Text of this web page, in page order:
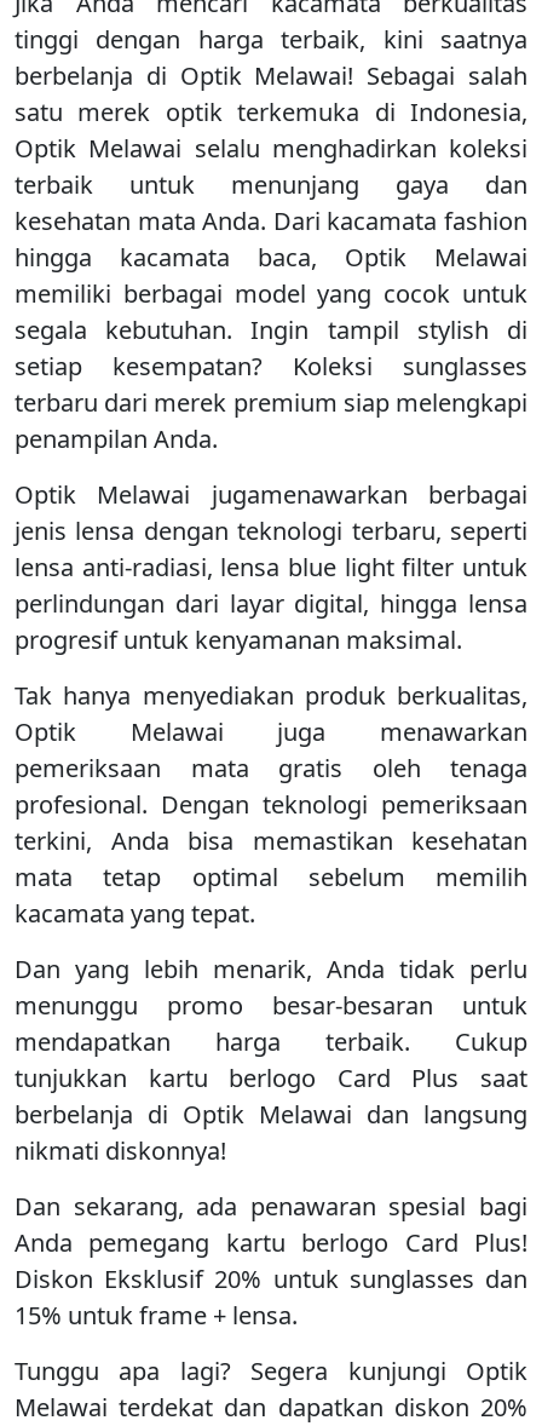
tinggi dengan harga terbaik, kini saatnya
berbelanja di Optik Melawai! Sebagai salah
satu merek optik terkemuka di Indonesia,
Optik Melawai selalu menghadirkan koleksi
terbaik untuk menunjang gaya dan
kesehatan mata Anda. Dari kacamata fashion
hingga kacamata baca, Optik Melawai
memiliki berbagai model yang cocok untuk
segala kebutuhan. Ingin tampil stylish di
setiap kesempatan? Koleksi sunglasses
terbaru dari merek premium siap melengkapi
penampilan Anda.
Optik Melawai jugamenawarkan berbagai
jenis lensa dengan teknologi terbaru, seperti
lensa anti-radiasi, lensa blue light filter untuk
perlindungan dari layar digital, hingga lensa
progresif untuk kenyamanan maksimal.
Tak hanya menyediakan produk berkualitas,
Optik Melawai juga menawarkan
pemeriksaan mata gratis oleh tenaga
profesional. Dengan teknologi pemeriksaan
terkini, Anda bisa memastikan kesehatan
mata tetap optimal sebelum memilih
kacamata yang tepat.
Dan yang lebih menarik, Anda tidak perlu
menunggu promo besar-besaran untuk
mendapatkan harga terbaik. Cukup
tunjukkan kartu berlogo Card Plus saat
berbelanja di Optik Melawai dan langsung
nikmati diskonnya!
Dan sekarang, ada penawaran spesial bagi
Anda pemegang kartu berlogo Card Plus!
Diskon Eksklusif 20% untuk sunglasses dan
15% untuk frame + lensa.
Tunggu apa lagi? Segera kunjungi Optik
Melawai terdekat dan dapatkan diskon 20%